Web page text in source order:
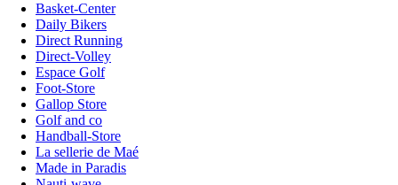
Basket-Center
Daily Bikers
Direct Running
Direct-Volley
Espace Golf
Foot-Store
Gallop Store
Golf and co
Handball-Store
La sellerie de Maé
Made in Paradis